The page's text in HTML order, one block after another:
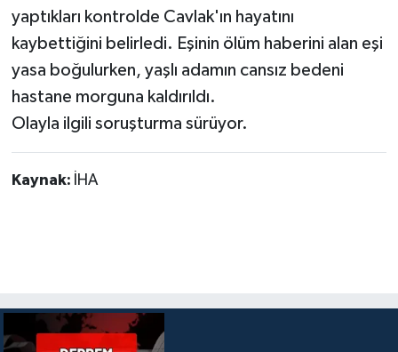
yaptıkları kontrolde Cavlak'ın hayatını
kaybettiğini belirledi. Eşinin ölüm haberini alan eşi
yasa boğulurken, yaşlı adamın cansız bedeni
hastane morguna kaldırıldı.
Olayla ilgili soruşturma sürüyor.
Kaynak: İHA